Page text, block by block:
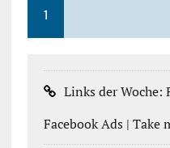
1
Links der Woche:
Facebook Ads | Take